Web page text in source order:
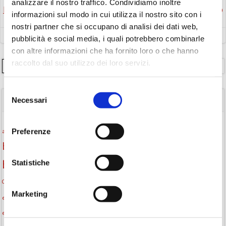
analizzare il nostro traffico. Condividiamo inoltre
informazioni sul modo in cui utilizza il nostro sito con i
nostri partner che si occupano di analisi dei dati web,
pubblicità e social media, i quali potrebbero combinarle
con altre informazioni che ha fornito loro o che hanno
raccolto dal suo utilizzo dei loro servizi.
delNecessari
Preferenze
Statistiche
Marketing
Post
navigation
Precedente
Post
navigation
Successivo
Cerca
TAGS
attività per bambini Attività per ragazzi
biblioteca
biblioteca Monselice Biblioteca San Biagio
Centro per il libro e la lettura
eventi biblioteca eventi culturali
eventi in biblioteca